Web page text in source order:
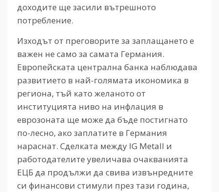
доходите ще засили вътрешното
потребление.
Изходът от преговорите за заплащането е
важен не само за самата Германия.
Европейската централна банка наблюдава
развитието в най-голямата икономика в
региона, тъй като желаното от
институцията ниво на инфлация в
еврозоната ще може да бъде постигнато
по-лесно, ако заплатите в Германия
нараснат. Сделката между IG Metall и
работодателите увеличава очакванията
ЕЦБ да продължи да свива извънредните
си финансови стимули през тази година,